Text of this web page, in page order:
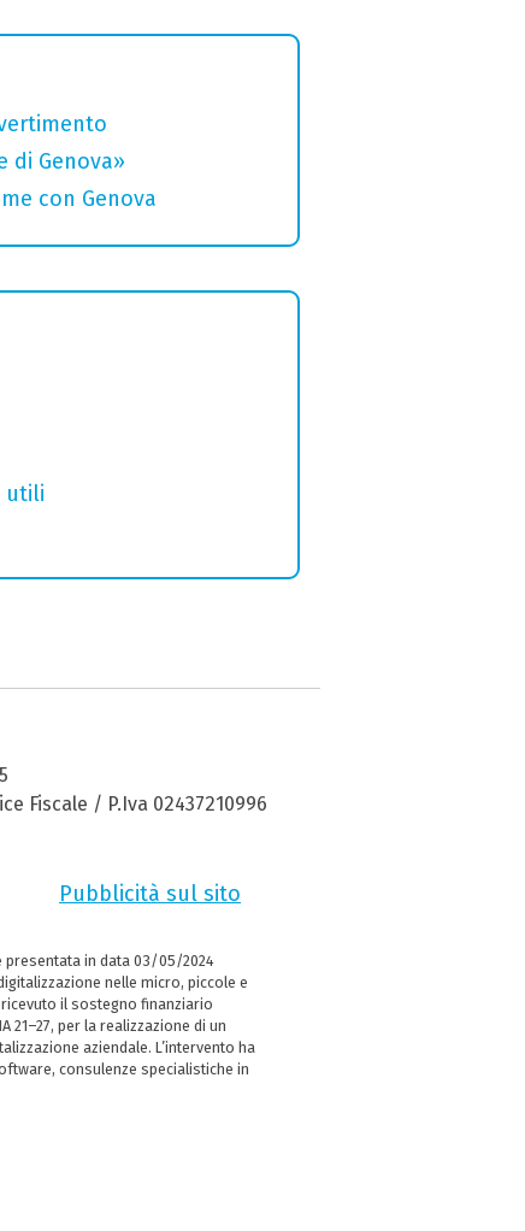
di Genova»
con Genova
utili
Fiscale / P.Iva 02437210996
Pubblicità sul sito
presentata in data 03/05/2024
nelle micro, piccole e
ricevuto il sostegno finanziario
21–27, per la realizzazione di un
aziendale. L’intervento ha
consulenze specialistiche in